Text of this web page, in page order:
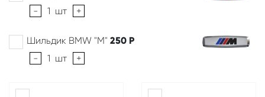
-
1 шт +
Шильдик BMW "M" 250 Р
-
1 шт +